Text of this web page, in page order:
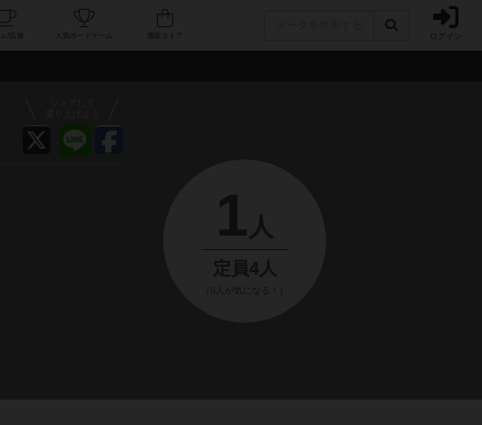
人気ボードゲーム ログイン
1 人
定員4人
（0人が気になる！）